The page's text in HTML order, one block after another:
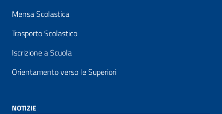
Mensa Scolastica
Trasporto Scolastico
Iscrizione a Scuola
Orientamento verso le Superiori
NOTIZIE